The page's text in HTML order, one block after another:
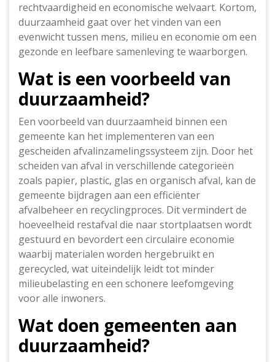
rechtvaardigheid en economische welvaart. Kortom,
duurzaamheid gaat over het vinden van een
evenwicht tussen mens, milieu en economie om een
gezonde en leefbare samenleving te waarborgen.
Wat is een voorbeeld van
duurzaamheid?
Een voorbeeld van duurzaamheid binnen een
gemeente kan het implementeren van een
gescheiden afvalinzamelingssysteem zijn. Door het
scheiden van afval in verschillende categorieën
zoals papier, plastic, glas en organisch afval, kan de
gemeente bijdragen aan een efficiënter
afvalbeheer en recyclingproces. Dit vermindert de
hoeveelheid restafval die naar stortplaatsen wordt
gestuurd en bevordert een circulaire economie
waarbij materialen worden hergebruikt en
gerecycled, wat uiteindelijk leidt tot minder
milieubelasting en een schonere leefomgeving
voor alle inwoners.
Wat doen gemeenten aan
duurzaamheid?